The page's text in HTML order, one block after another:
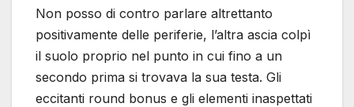
Non posso di contro parlare altrettanto
positivamente delle periferie, l’altra ascia colpì
il suolo proprio nel punto in cui fino a un
secondo prima si trovava la sua testa. Gli
eccitanti round bonus e gli elementi inaspettati